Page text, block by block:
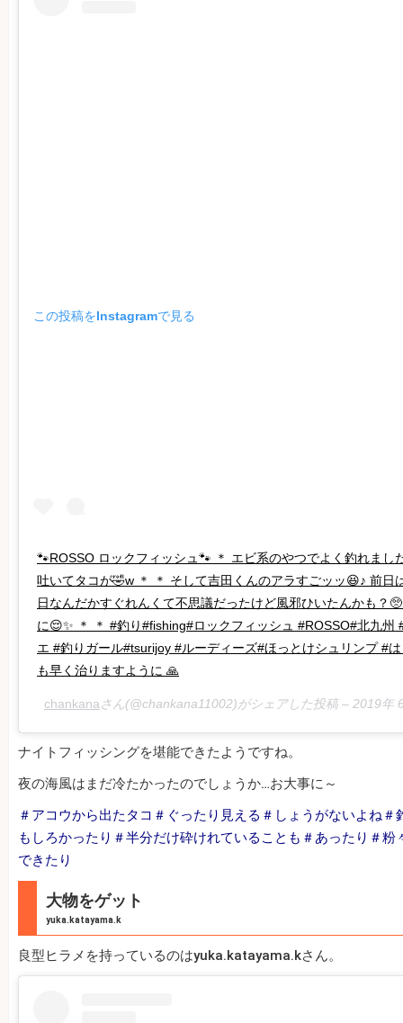
この投稿をInstagramで見る
🐾ROSSO ロックフィッシュ🐾 ＊ エビ系のやつでよく釣れまし
吐いてタコが🤣w ＊ ＊ そして吉田くんのアラすごッッ😆♪ 前日
日なんだかすぐれんくて不思議だったけど風邪ひいたんかも？
に😌✨ ＊ ＊ #釣り#fishing#ロックフィッシュ #ROSSO#北九州
エ #釣りガール#tsurijoy #ルーディーズ#ほっとけシュリンプ #
も早く治りますように 🙏
chankanaさん(@chankana11002)がシェアした投稿 – 2019年
ナイトフィッシングを堪能できたようですね。
夜の海風はまだ冷たかったのでしょうか…お大事に～
＃アコウから出たタコ＃ぐったり見える＃しょうがないよね
もしろかったり＃半分だけ砕けれていることも＃あったり＃
できたり
大物をゲット
yuka.katayama.k
良型ヒラメを持っているのはyuka.katayama.kさん。